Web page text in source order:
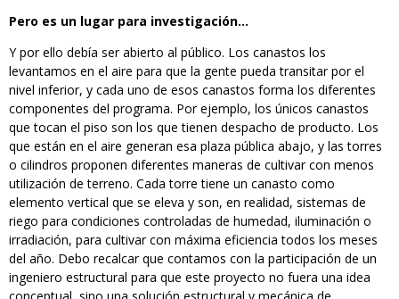
Pero es un lugar para investigación…
Y por ello debía ser abierto al público. Los canastos los
levantamos en el aire para que la gente pueda transitar por el
nivel inferior, y cada uno de esos canastos forma los diferentes
componentes del programa. Por ejemplo, los únicos canastos
que tocan el piso son los que tienen despacho de producto. Los
que están en el aire generan esa plaza pública abajo, y las torres
o cilindros proponen diferentes maneras de cultivar con menos
utilización de terreno. Cada torre tiene un canasto como
elemento vertical que se eleva y son, en realidad, sistemas de
riego para condiciones controladas de humedad, iluminación o
irradiación, para cultivar con máxima eficiencia todos los meses
del año. Debo recalcar que contamos con la participación de un
ingeniero estructural para que este proyecto no fuera una idea